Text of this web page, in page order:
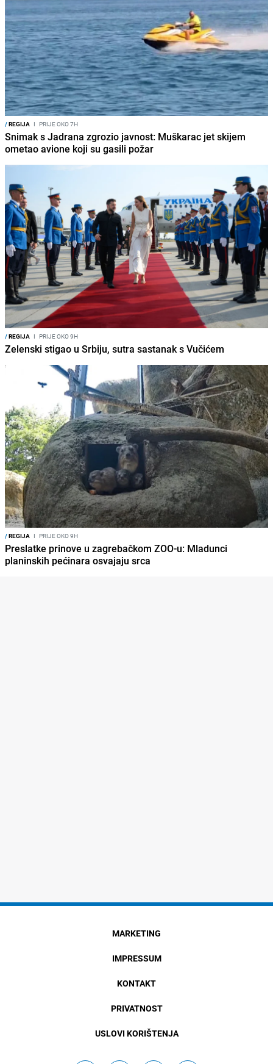
/REGIJA I PRIJE OKO 7H
Snimak s Jadrana zgrozio javnost: Muškarac jet skijem
ometao avione koji su gasili požar
/REGIJA I PRIJE OKO 9H
Zelenski stigao u Srbiju, sutra sastanak s Vučićem
/REGIJA I PRIJE OKO 9H
Preslatke prinove u zagrebačkom ZOO-u: Mladunci
planinskih pećinara osvajaju srca
MARKETING
IMPRESSUM
KONTAKT
PRIVATNOST
USLOVI KORIŠTENJA